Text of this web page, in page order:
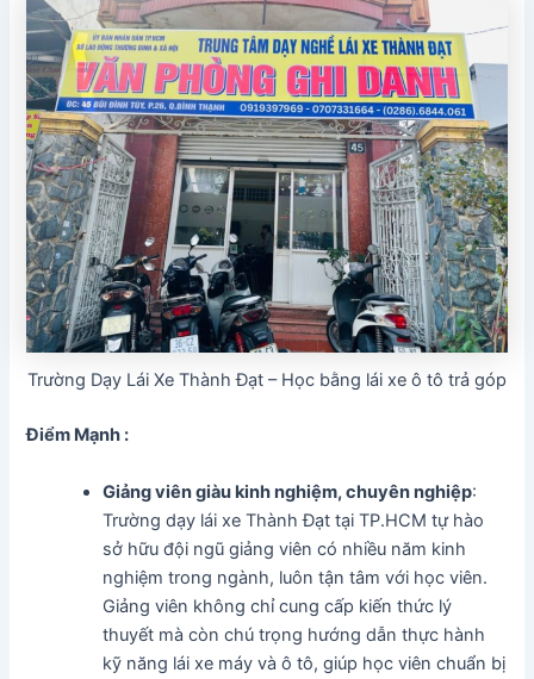
Trường Dạy Lái Xe Thành Đạt – Học bằng lái xe ô tô trả góp
Điểm Mạnh :
Giảng viên giàu kinh nghiệm, chuyên nghiệp:
Trường dạy lái xe Thành Đạt tại TP.HCM tự hào
sở hữu đội ngũ giảng viên có nhiều năm kinh
nghiệm trong ngành, luôn tận tâm với học viên.
Giảng viên không chỉ cung cấp kiến thức lý
thuyết mà còn chú trọng hướng dẫn thực hành
kỹ năng lái xe máy và ô tô, giúp học viên chuẩn bị